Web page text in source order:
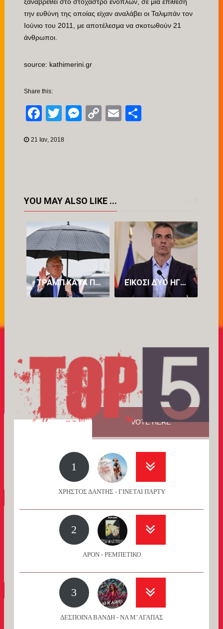
την ευθύνη της οποίας είχαν αναλάβει οι Ταλιμπάν τον
Ιούνιο του 2011, με αποτέλεσμα να σκοτωθούν 21
άνθρωποι.
source: kathimerini.gr
Share this:
Facebook
TwitterMessenger
CopyEmail
21 Ιαν, 2018
YOU MAY ALSO LIKE ...
ΤΡΑΜΠ ΚΑΤΆ ΠΕΤΡΕΛΑΪΚΏΝ: «ΒΓΆΖΟΥΝ ΥΠΕΡΒΟΛΙΚΆ ΠΟΛΛΆ ΧΡΉΜΑΤΑ» ΕΊΚΟΣΙ ΔΎΟ ΗΓΈΤΕΣ ΚΡΑΤΏΝ-ΜΕΛΏΝ ΤΗΣ ΕΥΡΏΠΗΣ ΕΝΑΝΤΊΟΝ ΤΟΥ ΠΈΔΡΟ ΣΆΝΤΣΕΘ
VOTE HERE
1
ΧΡΗΣΤΟΣ ΔΑΝΤΗΣ - ΓΙΝΕΤΑΙ ΠΑΡΤΥ
2
APON - ΡΕΜΠΕΤΙΚΟ
3
ΔΕΣΠΟΙΝΑ ΒΑΝΔΗ - ΝΑ Μ’ ΑΓΑΠΑΣ